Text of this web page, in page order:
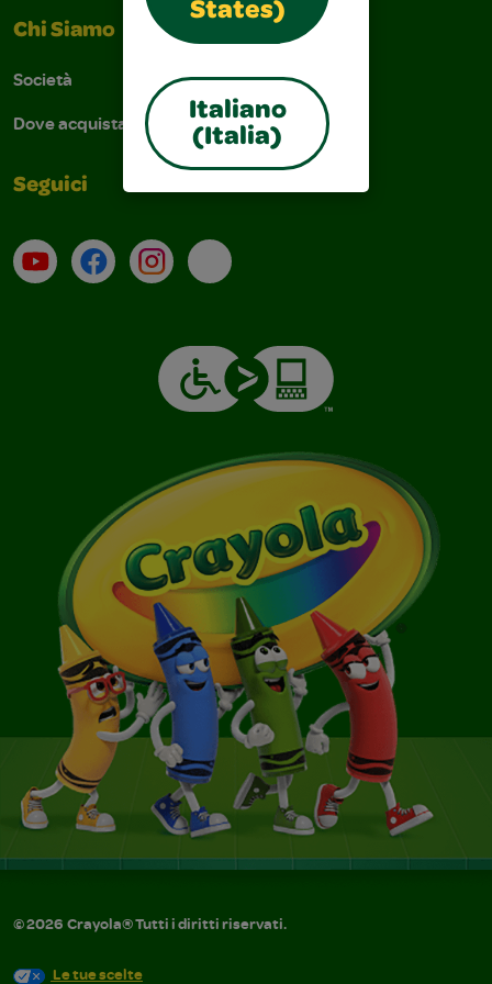
States)
Italiano
(Italia)
Chi Siamo
Società
Dove acquistare
Seguici
Su YouTube
ContattiProfilo Instagram
Email
©2026 Crayola® Tutti i diritti riservati.
Le tue scelte